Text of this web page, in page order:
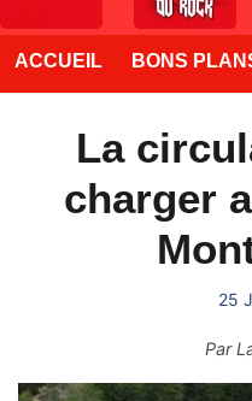
ACCUEIL BONS
La
charger
25
Par